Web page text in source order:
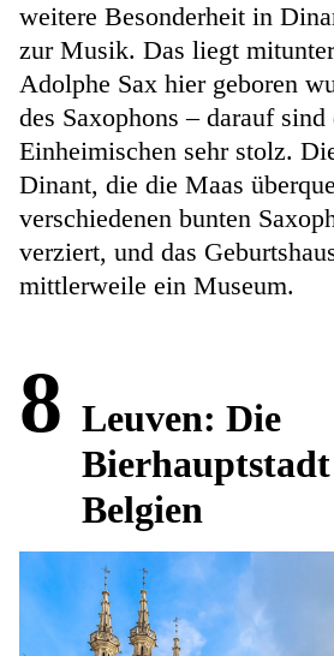
weitere Besonderheit in
zur Musik. Das liegt
Adolphe Sax hier geboren
des Saxophons – darauf sind
Einheimischen sehr stolz.
Dinant, die die Maas
verschiedenen bunten
verziert, und das
mittlerweile ein Museum.
8 Leuven: Die
Belgien